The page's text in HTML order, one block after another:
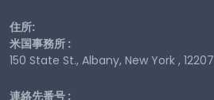
住所:
米国事務所 :
150 State St., Albany, New York , 12207
連絡先番号 :